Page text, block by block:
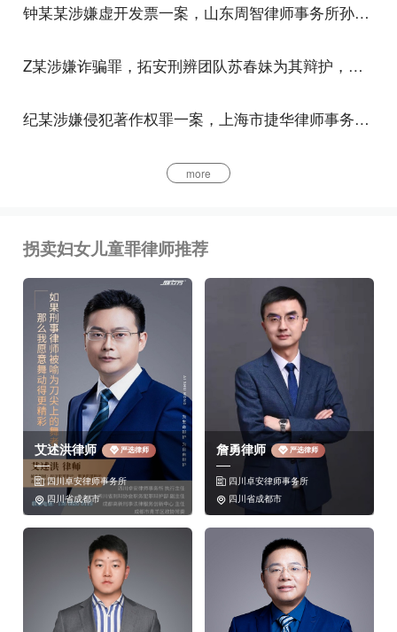
骗妇女随自己离家出走；有的是以帮助照看为名将儿
等方法，将儿童拐走。
所谓绑架，是指以暴力、胁迫、麻醉等方法将被害人
所谓收买，是指为了再转手出卖而从拐卖妇女、儿童
所谓贩卖，是指行为人将买来的被拐的妇女、儿童再
出卖给第二人的行为。
接送、中转，是指在拐卖妇女、儿童的共同犯罪中，
进行接应、藏匿、转送、接转被拐骗的妇女、儿童的
行为。将收买、绑架、贩卖、接送、中转被拐骗妇
女、儿童的行为作为拐卖妇女、儿童犯罪的表现形
式，是本法对拐卖人口犯罪立法的进一步完善。根据
本条规定，行为人只要实施了拐骗、绑架 、收卖、
贩卖、接送或者中转妇女、儿童中的任何一种行为，
即构成拐卖妇女、儿童罪。在五种行为方式中，拐骗
和贩卖是拐卖妇女、儿童罪中最主要、最常见的客观
主体要件
钟某某涉嫌虚开发票一案，山东周智律师事务所孙建华、孙明晗律师为其辩护，获撤回移送审查起诉的结果
Z某涉嫌诈骗罪，拓安刑辨团队苏春妹为其辩护，获不起诉
纪某涉嫌侵犯著作权罪一案，上海市捷华律师事务所解文清律师为其辩护，公安机关撤回起诉意见，检察机关解除取保候审
more
拐卖妇女儿童罪律师推荐
艾述洪律师 严选律师
 四川卓安律师事务所
 四川省成都市
詹勇律师 严选律师
 四川卓安律师事务所
 四川省成都市